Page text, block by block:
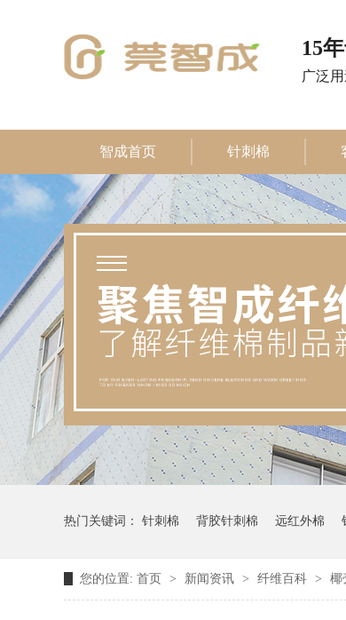
15
广泛
智成首页 针刺棉
热门关键词： 针刺棉 背胶针刺棉 远红外棉
您的位置: 首页 > 新闻资讯 > 纤维百科 > 椰